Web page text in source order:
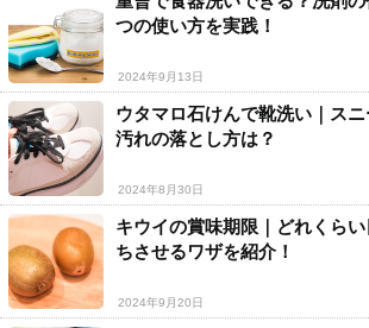
つの使い方を実践！
2024年9月13日
ウタマロ石けんで靴洗い｜ス
汚れの落とし方は？
2024年8月30日
キウイの賞味期限｜どれくら
ちさせるワザを紹介！
2024年9月20日